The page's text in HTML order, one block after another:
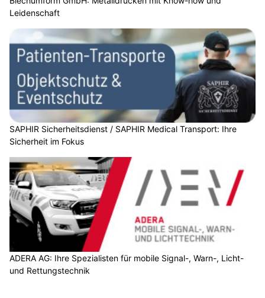
Leidenschaft
SAPHIR Sicherheitsdienst / SAPHIR Medical Transport: Ihre
Sicherheit im Fokus
ADERA AG: Ihre Spezialisten für mobile Signal-, Warn-, Licht-
und Rettungstechnik